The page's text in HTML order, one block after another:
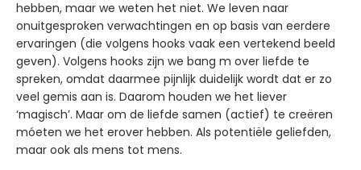
hebben, maar we weten het niet. We leven naar
onuitgesproken verwachtingen en op basis van eerdere
ervaringen (die volgens hooks vaak een vertekend beeld
geven). Volgens hooks zijn we bang m over liefde te
spreken, omdat daarmee pijnlijk duidelijk wordt dat er zo
veel gemis aan is. Daarom houden we het liever
‘magisch’. Maar om de liefde samen (actief) te creëren
móeten we het erover hebben. Als potentiële geliefden,
maar ook als mens tot mens.